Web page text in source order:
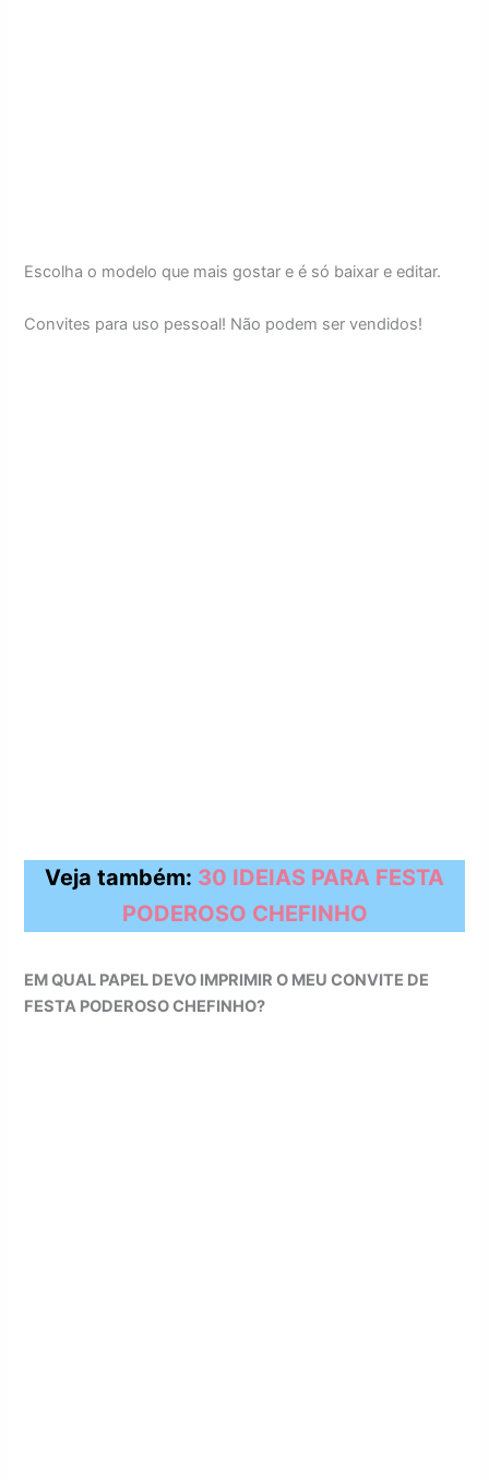
Escolha o modelo que mais gostar e é só baixar e editar.
Convites para uso pessoal! Não podem ser vendidos!
Veja também: 30 IDEIAS PARA FESTA
PODEROSO CHEFINHO
EM QUAL PAPEL DEVO IMPRIMIR O MEU CONVITE DE
FESTA PODEROSO CHEFINHO?